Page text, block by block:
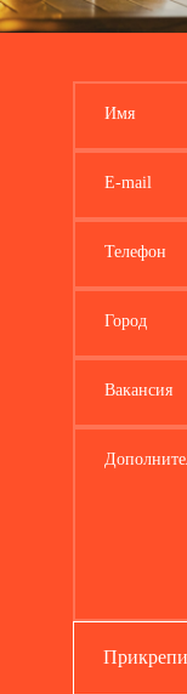
Имя
E-mail
Телефон
Город
Вакансия